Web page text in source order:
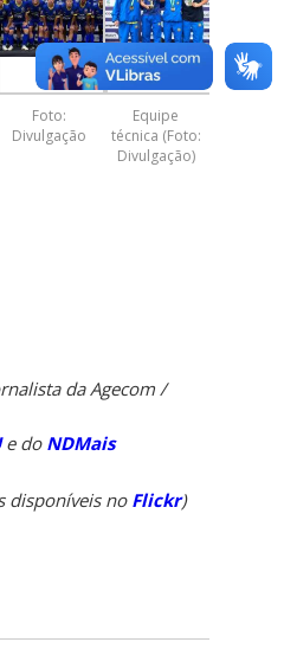
Foto:
Divulgação
Equipe
técnica (Foto:
Divulgação)
da Agecom /
e do NDMais
disponíveis no Flickr)